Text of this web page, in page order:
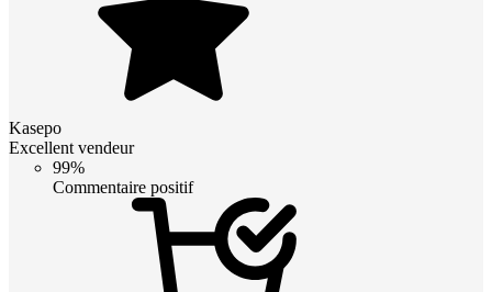
Kasepo
Excellent vendeur
99%
Commentaire positif